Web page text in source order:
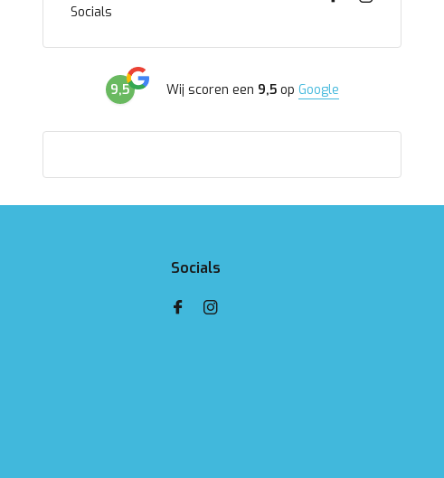
Socials
9,5 Wij scoren een 9,5op Google
Socials